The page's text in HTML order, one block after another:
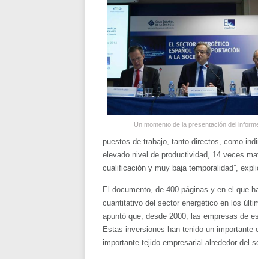
Un momento de la presentación del
puestos de trabajo, tanto directos, como
elevado nivel de productividad, 14 veces
cualificación y muy baja temporalidad”,
El documento, de 400 páginas y en el que
cuantitativo del sector energético en los
apuntó que, desde 2000, las empresas de
Estas inversiones han tenido un
importante tejido empresarial alrededor del